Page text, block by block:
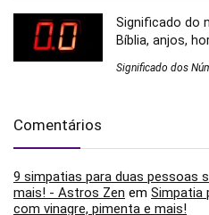
Significado do
Bíblia, anjos,
Significado dos
Comentários
9 simpatias para duas pessoas
mais! - Astros Zen em Simpatia
com vinagre, pimenta e mais!